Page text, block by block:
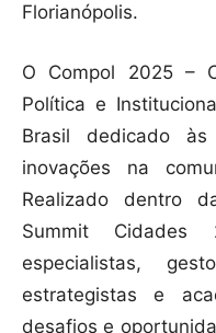
Florianópolis.
O Compol 2025 –
Política e
Brasil dedicado
inovações na
Realizado dentro
Summit
especialistas,
estrategistas e
desafios e